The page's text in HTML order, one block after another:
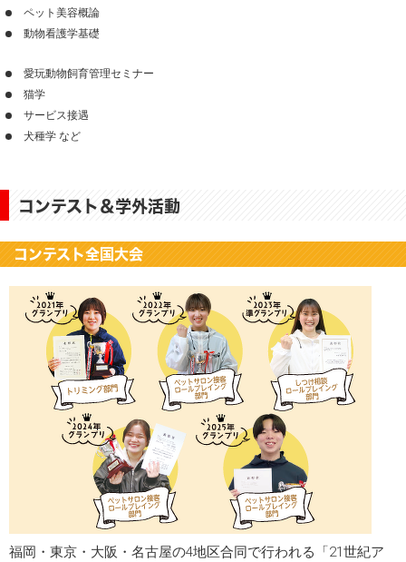
ペット美容概論
動物看護学基礎
愛玩動物飼育管理セミナー
猫学
サービス接遇
犬種学 など
コンテスト＆学外活動
コンテスト全国大会
福岡・東京・大阪・名古屋の4地区合同で行われる「21世紀ア